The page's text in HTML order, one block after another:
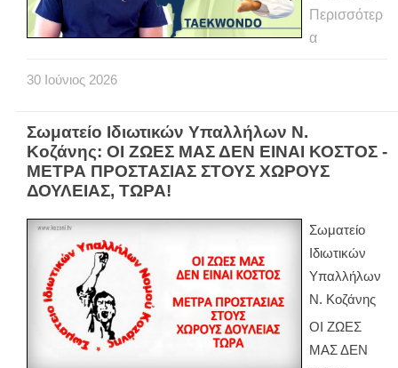
Περισσότερ
α
30 Ιούνιος 2026
Σωματείο Ιδιωτικών Υπαλλήλων Ν.
Κοζάνης: ΟΙ ΖΩΕΣ ΜΑΣ ΔΕΝ ΕΙΝΑΙ ΚΟΣΤΟΣ -
ΜΕΤΡΑ ΠΡΟΣΤΑΣΙΑΣ ΣΤΟΥΣ ΧΩΡΟΥΣ
ΔΟΥΛΕΙΑΣ, ΤΩΡΑ!
Σωματείο
Ιδιωτικών
Υπαλλήλων
Ν. Κοζάνης
ΟΙ ΖΩΕΣ
ΜΑΣ ΔΕΝ